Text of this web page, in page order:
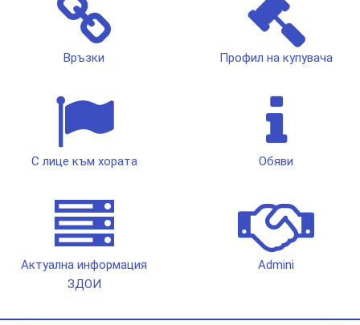
Връзки Профил на купувача
С лице към хората Обяви
Актуална информация
ЗДОИ
Admini